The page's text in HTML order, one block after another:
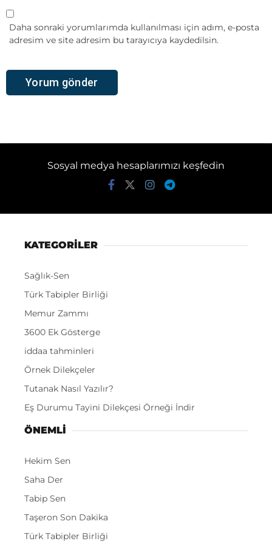
Daha sonraki yorumlarımda kullanılması için adım, e-posta
adresim ve site adresim bu tarayıcıya kaydedilsin.
Sosyal medya hesaplarımızı keşfedin
KATEGORİLER
Sağlık-Sen
Türk Tabipler Birliği
Memur Zammı
3600 Ek Gösterge
iddaa tahminleri
Örnek Dilekçeler
Tutanak Nasıl Yazılır?
Eş Durumu Tayini Dilekçesi Örneği İndir
ÖNEMLI
Hekim Sen
Saha Der
Tabip Sen
Taşeron Son Dakika
Türk Tabipler Birliği